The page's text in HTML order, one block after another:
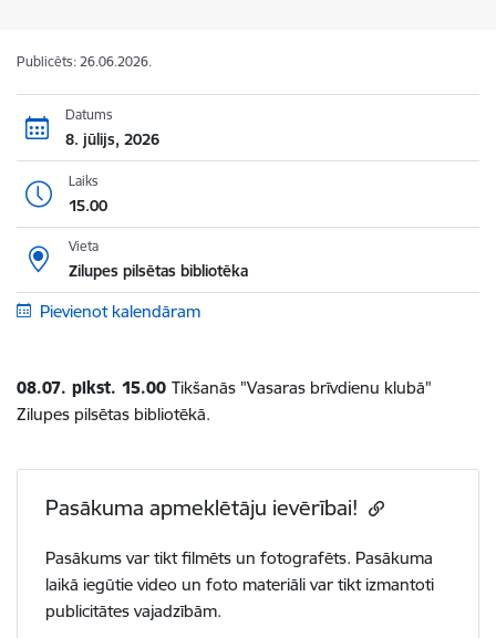
Publicēts: 26.06.2026.
Datums
8. jūlijs, 2026
Laiks
15.00
Vieta
Zilupes pilsētas bibliotēka
Pievienot kalendāram
08.07. plkst. 15.00 Tikšanās "Vasaras brīvdienu klubā"
Zilupes pilsētas bibliotēkā.
Pasākuma apmeklētāju ievērībai!
Pasākums var tikt filmēts un fotografēts. Pasākuma
laikā iegūtie video un foto materiāli var tikt izmantoti
publicitātes vajadzībām.